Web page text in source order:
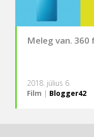
Meleg van. 360
2018. július 6.
Film | Blogger42